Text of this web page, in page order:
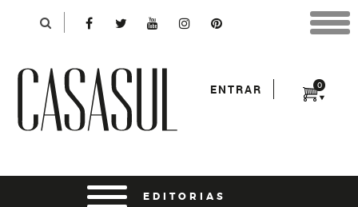
0
ENTRAR
*Para finalizar sua compra informe seu e-mail:
*Senha:
entrar usando o facebook